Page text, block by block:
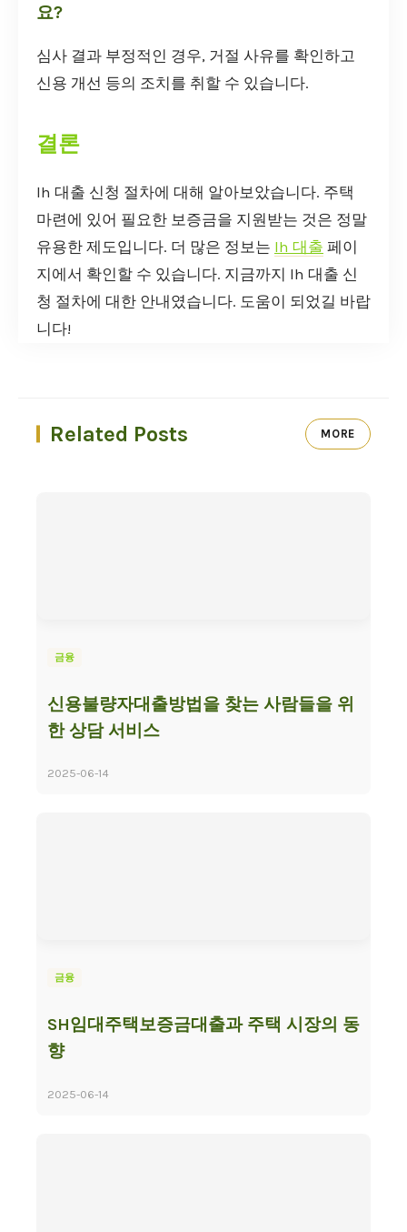
요?
심사 결과 부정적인 경우, 거절 사유를 확인하고
신용 개선 등의 조치를 취할 수 있습니다.
결론
lh 대출 신청 절차에 대해 알아보았습니다. 주택
마련에 있어 필요한 보증금을 지원받는 것은 정말
유용한 제도입니다. 더 많은 정보는 lh 대출 페이
지에서 확인할 수 있습니다. 지금까지 lh 대출 신
청 절차에 대한 안내였습니다. 도움이 되었길 바랍
니다!
Related Posts MORE
금융
신용불량자대출방법을 찾는 사람들을 위
한 상담 서비스
2025-06-14
금융
SH임대주택보증금대출과 주택 시장의 동
향
2025-06-14